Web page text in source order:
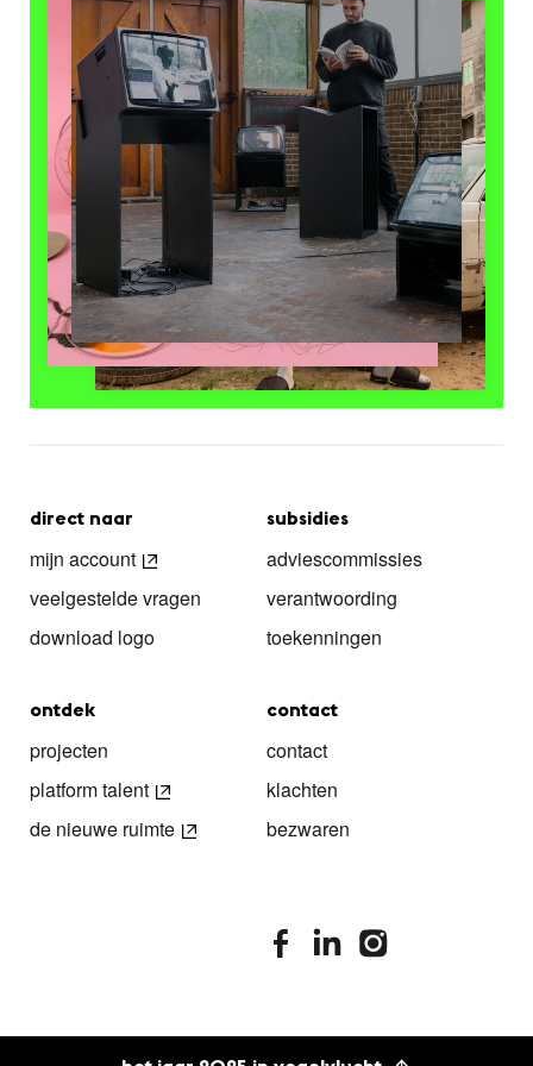
direct naar
mijn account
veelgestelde vragen
download logo
subsidies
adviescommissies
verantwoording
toekenningen
ontdek
projecten
platform talent
de nieuwe ruimte
contact
contact
klachten
bezwaren
stimuleringsfonds facebook
stimuleringsfonds linkedin
stimuleringsfonds